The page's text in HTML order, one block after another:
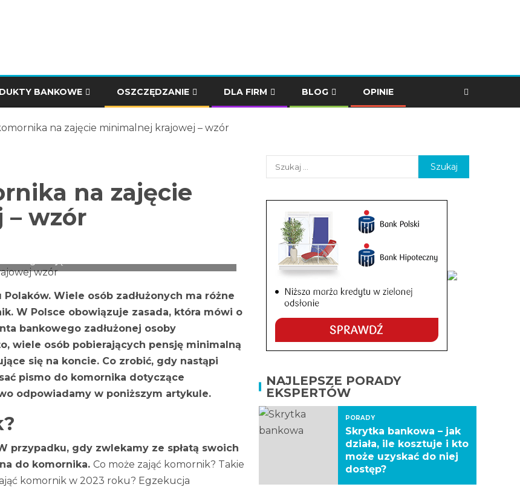
BANKOWE OSZCZĘDZANIE DLA FIRM BLOG OPINIE
na zajęcie minimalnej krajowej – wzór
na zajęcie
wzór
Wiele osób zadłużonych ma różne
W Polsce obowiązuje zasada, która mówi o
bankowego zadłużonej osoby
wiele osób pobierających pensję minimalną
się na koncie. Co zrobić, gdy nastąpi
pismo do komornika dotyczące
odpowiadamy w poniższym artykule.
przypadku, gdy zwlekamy ze spłatą swoich
do komornika. Co może zająć komornik? Takie
komornik w 2023 roku? Egzekucja
NAJLEPSZE PORADY
EKSPERTÓW
PORADY
Skrytka bankowa – jak
działa, ile kosztuje i kto
może uzyskać do niej
dostęp?